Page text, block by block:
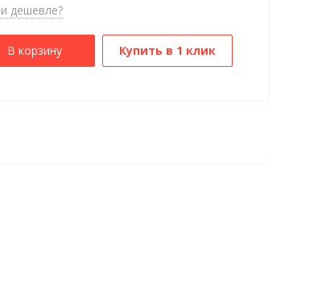
дешевле?
В корзину Купить в 1 клик